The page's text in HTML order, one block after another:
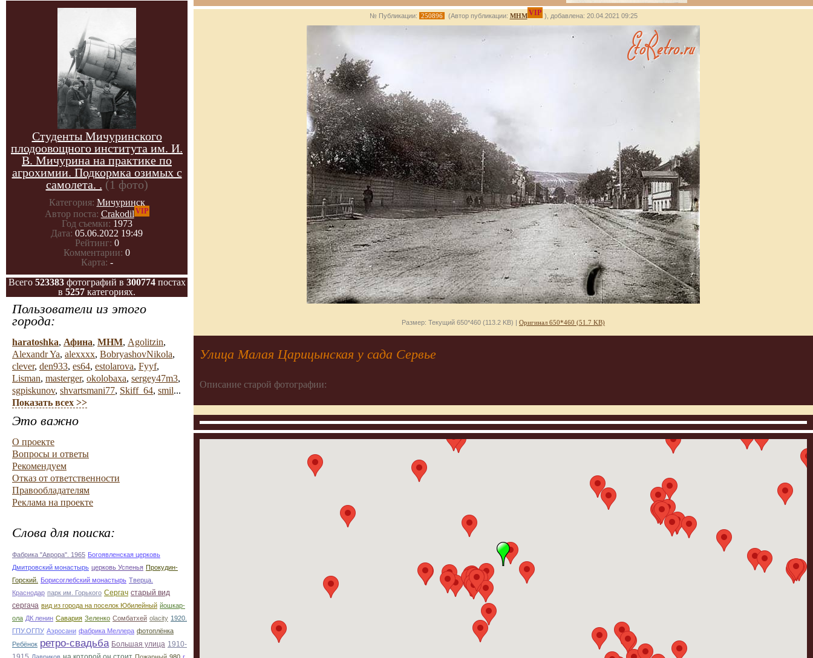
Студенты Мичуринского
плодоовощного института им. И.
В. Мичурина на практике по
агрохимии. Подкормка озимых с
самолета. . (1 фото)
Категория: Мичуринск
Автор поста: Crakodil VIP
Год съемки: 1973
Дата: 05.06.2022 19:49
Рейтинг: 0
Комментарии: 0
Карта: -
Всего 523383фотографий в 300774постах
в 5257 категориях.
Пользователи из этого
города:
haratoshka, Афина, МНМ, Agolitzin,
Alexandr Ya, alexxxx, BobryashovNikola,
clever, den933, es64, estolarova, Fyyf,
Lisman, masterger, okolobaxa, sergey47m3,
sgpiskunov, shvartsmani77, Skiff_64, smil...
Показать всех >>
Это важно
О проекте
Вопросы и ответы
Рекомендуем
Отказ от ответственности
Правообладателям
Реклама на проекте
Слова для поиска:
Фабрика "Аврора". 1965 Богоявленская церковь
Дмитровский монастырь церковь Успенья Прокудин-
Горский.
Борисоглебский монастырь Тверца.
Краснодар парк им. Горького Сергач старый вид
сергача вид из города на поселок Юбилейный йошкар-
ола ДК ленин Савария Зеленко Сомбатхей olacity 1920.
ГПУ.ОГПУ Аэросани фабрика Меллера фотоплёнка
Ребёнок ретро-свадьба Большая улица 1910-
№ Публикации: 250896 (Автор публикации: МНМ VIP ), добавлена: 20.04.2021 09:25
Размер: Текущий 650*460 (113.2 KB) | Оригинал 650*460 (51.7 KB)
Улица Малая Царицынская у сада Сервье
Описание старой фотографии: